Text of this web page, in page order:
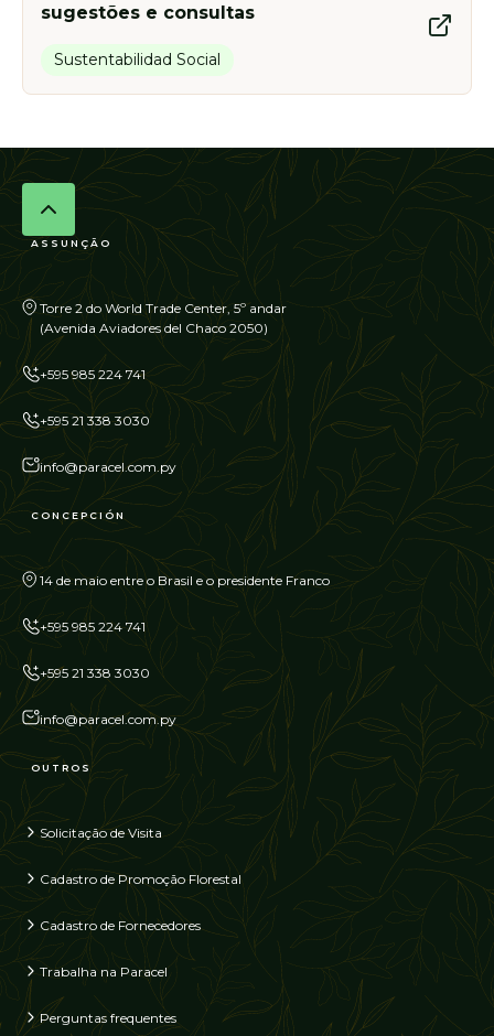
sugestões e consultas
Sustentabilidad Social
ASSUNÇÃO
Torre 2 do World Trade Center, 5º andar
(Avenida Aviadores del Chaco 2050)
+595 985 224 741
+595 21 338 3030
info@paracel.com.py
CONCEPCIÓN
14 de maio entre o Brasil e o presidente Franco
+595 985 224 741
+595 21 338 3030
info@paracel.com.py
OUTROS
Solicitação de Visita
Cadastro de Promoção Florestal
Cadastro de Fornecedores
Trabalha na Paracel
Perguntas frequentes